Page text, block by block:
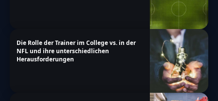
Die Rolle der Trainer im College vs. in der
NFL und ihre unterschiedlichen
Herausforderungen